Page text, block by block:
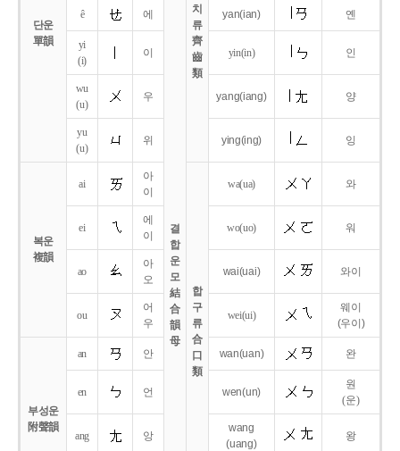
단운
單韻
결
합
운
모
結
合
韻
母
치
류
齊
齒
類
ê 에 yan(ian) 옌
yi
(i)
이 yin(in) 인
wu
(u)
우 yang(iang) 양
yu
(u)
위 ying(ing) 잉
복운
複韻
ai
아
이
합
구
류
合
口
類
wa(ua) 와
ei
에
이
wo(uo) 워
ao
아
오
wai(uai) 와이
ou
어
우
wei(ui)
웨이
(우이)
부성운
附聲韻
an 안 wan(uan) 완
en 언 wen(un)
원
(운)
ang 앙
wang
(uang)
왕